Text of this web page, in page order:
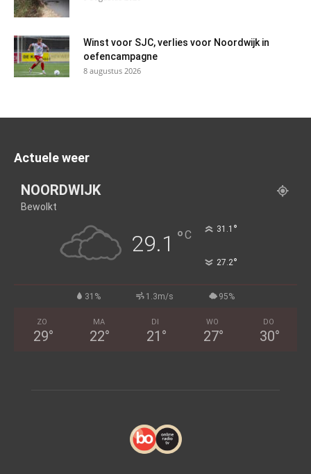
Winst voor SJC, verlies voor Noordwijk in
oefencampagne
8 augustus 2026
Actuele weer
NOORDWIJK
Bewolkt
29.1 °C 31.1 °
27.2°
31% 1.3m/s 95%
ZO
29°
MA
22°
DI
21 °
WO
27°
DO
30°